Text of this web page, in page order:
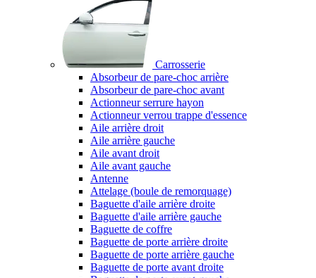
Carrosserie
Absorbeur de pare-choc arrière
Absorbeur de pare-choc avant
Actionneur serrure hayon
Actionneur verrou trappe d'essence
Aile arrière droit
Aile arrière gauche
Aile avant droit
Aile avant gauche
Antenne
Attelage (boule de remorquage)
Baguette d'aile arrière droite
Baguette d'aile arrière gauche
Baguette de coffre
Baguette de porte arrière droite
Baguette de porte arrière gauche
Baguette de porte avant droite